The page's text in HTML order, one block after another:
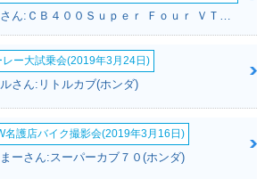
マサさん:ＣＢ４００Ｓｕｐｅｒ Ｆｏｕｒ ＶＴＥＣ ＳＰＥＣ２(ホンダ)
レー大試乗会(2019年3月24日)
さん:リトルカブ(ホンダ)
名護店バイク撮影会(2019年3月16日)
ーさん:スーパーカブ７０(ホンダ)